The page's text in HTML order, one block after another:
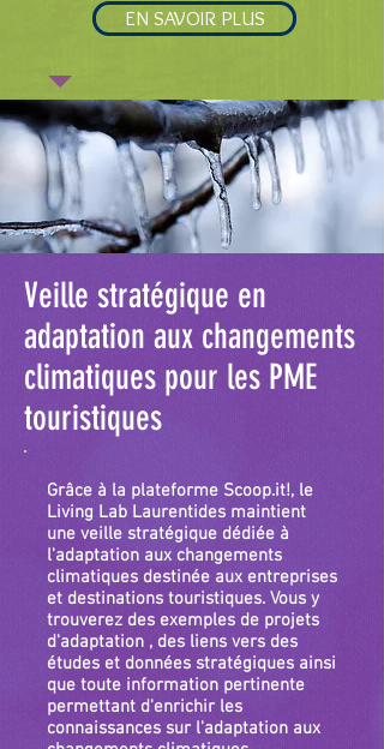
EN SAVOIR PLUS
Veille stratégique en
adaptation aux changements
climatiques pour les PME
touristiques
Grâce à la plateforme Scoop.it!, le
Living Lab Laurentides maintient
une veille stratégique dédiée à
l'adaptation aux changements
climatiques destinée aux entreprises
et destinations touristiques. Vous y
trouverez des exemples de projets
d'adaptation , des liens vers des
études et données stratégiques ainsi
que toute information pertinente
permettant d'enrichir les
connaissances sur l'adaptation aux